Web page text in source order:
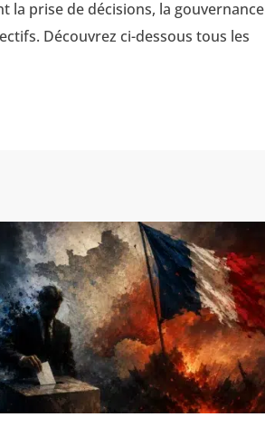
la prise de décisions, la gouvernance
Découvrez ci-dessous tous les